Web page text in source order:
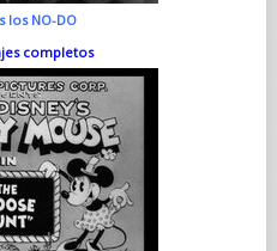
los NO-DO
completos